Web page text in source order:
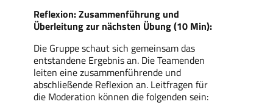
Reflexion: Zusammenführung und
Überleitung zur nächsten Übung (10 Min):
Die Gruppe schaut sich gemeinsam das
entstandene Ergebnis an. Die Teamenden
leiten eine zusammenführende und
abschließende Reflexion an. Leitfragen für
die Moderation können die folgenden sein: